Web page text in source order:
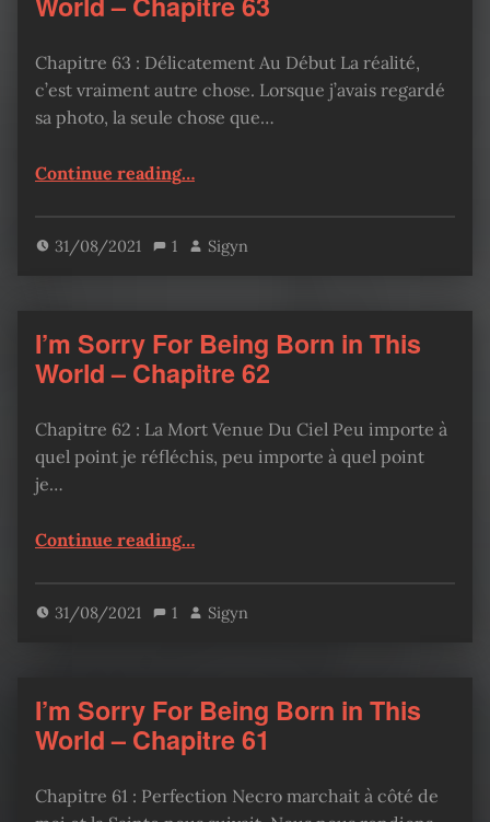
Chapitre 63 : Délicatement Au Début La réalité,
c’est vraiment autre chose. Lorsque j’avais regardé
sa photo, la seule chose que…
Continue reading“I’m Sorry For Being Born in This World – Chapitre 63”
…
31/08/2021 1 Sigyn
I’m Sorry For Being Born in This
World – Chapitre 62
Chapitre 62 : La Mort Venue Du Ciel Peu importe à
quel point je réfléchis, peu importe à quel point
je…
Continue reading“I’m Sorry For Being Born in This World – Chapitre 62”
…
31/08/2021 1 Sigyn
I’m Sorry For Being Born in This
World – Chapitre 61
Chapitre 61 : Perfection Necro marchait à côté de